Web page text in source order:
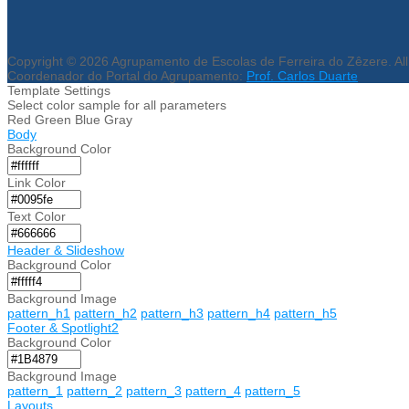
Copyright © 2026 Agrupamento de Escolas de Ferreira do Zêzere. All
Coordenador do Portal do Agrupamento: Prof. Carlos Duarte
Template Settings
Select color sample for all parameters
Red Green Blue Gray
Body
Background Color
Link Color
Text Color
Header & Slideshow
Background Color
Background Image
pattern_h1 pattern_h2 pattern_h3 pattern_h4 pattern_h5
Footer & Spotlight2
Background Color
Background Image
pattern_1 pattern_2 pattern_3 pattern_4 pattern_5
Layouts